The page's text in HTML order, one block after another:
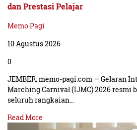
dan Prestasi Pelajar
Memo Pagi
10 Agustus 2026
0
JEMBER, memo-pagi.com — Gelaran
Marching Carnival (IJMC) 2026 resmi
seluruh rangkaian…
Read More